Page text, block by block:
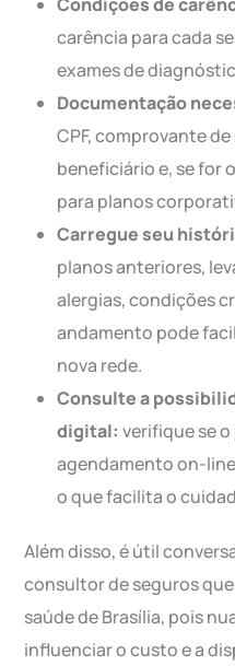
carência para cada
exames de
Documentação
CPF, comprovante
beneficiário e, se for
para planos
Carregue seu
planos anteriores,
alergias, condições
andamento pode
nova rede.
Consulte a
digital: verifique se
agendamento on-
o que facilita o
Além disso, é útil
consultor de seguros
saúde de Brasília, pois
influenciar o custo e a